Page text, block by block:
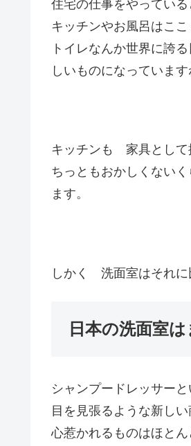
住宅の仕事をやっている
キッチンやお風呂はこ
トイレなんか世界に誇
しいものになっています
キッチンも 家具として
ちっともおかしくない
ます。
しかく 洗面室はそれに
日本の洗面室
シャンプードレッサー
目を見張るような新し
心惹かれるものはほと